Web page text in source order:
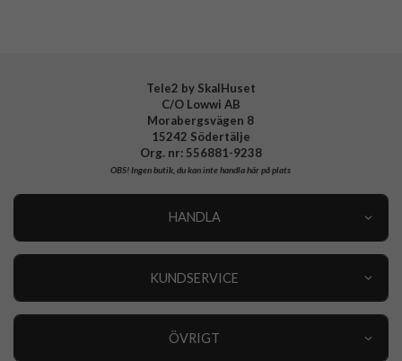
Tele2 by SkalHuset
C/O Lowwi AB
Morabergsvägen 8
15242 Södertälje
Org. nr: 556881-9238
OBS!Ingen butik, du kan inte handla här på plats
HANDLA
KUNDSERVICE
ÖVRIGT